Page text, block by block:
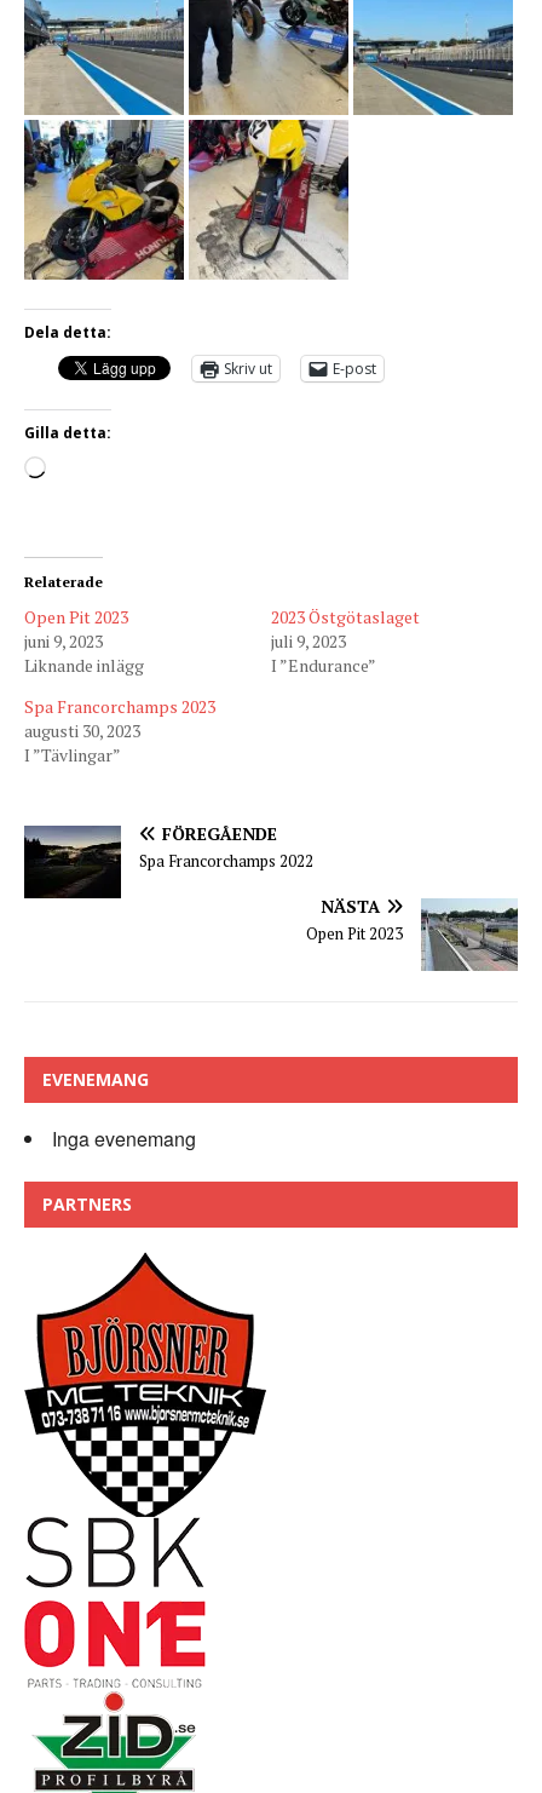
Dela detta:
Skriv ut
E-post
Gilla detta:
Relaterade
Open Pit 2023
juni 9, 2023
Liknande inlägg
2023 Östgötaslaget
juli 9, 2023
I ”Endurance”
Spa Francorchamps 2023
augusti 30, 2023
I ”Tävlingar”
FÖREGÅENDE
Spa Francorchamps 2022
NÄSTA
Open Pit 2023
EVENEMANG
Inga evenemang
PARTNERS